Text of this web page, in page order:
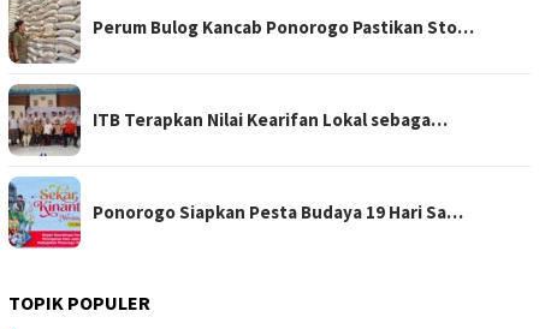
Perum Bulog Kancab Ponorogo Pastikan Sto…
ITB Terapkan Nilai Kearifan Lokal sebaga…
Ponorogo Siapkan Pesta Budaya 19 Hari Sa…
TOPIK POPULER